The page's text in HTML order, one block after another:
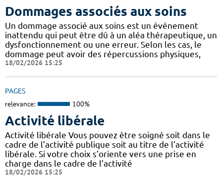
Dommages associés aux soins
Un dommage associé aux soins est un événement
inattendu qui peut être dû à un aléa thérapeutique, un
dysfonctionnement ou une erreur. Selon les cas, le
dommage peut avoir des répercussions physiques,
18/02/2026 15:25
PAGES
relevance: 100%
Activité libérale
Activité libérale Vous pouvez être soigné soit dans le
cadre de l’activité publique soit au titre de l’activité
libérale. Si votre choix s’oriente vers une prise en
charge dans le cadre de l’activité
18/02/2026 15:25